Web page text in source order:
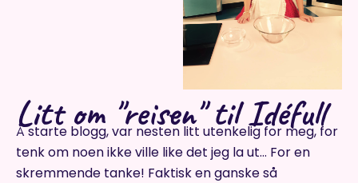
Litt om "reisen" til Idéfull
Å starte blogg, var nesten litt utenkelig for meg, for
tenk om noen ikke ville like det jeg la ut… For en
skremmende tanke! Faktisk en ganske så